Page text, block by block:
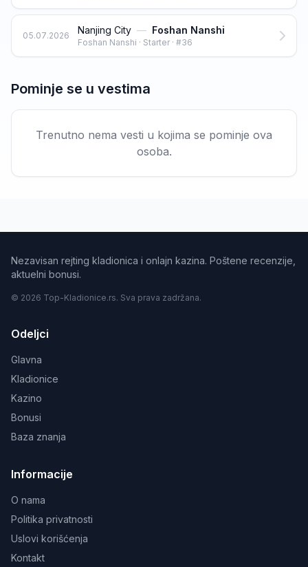
05.07.2026 Nanjing City — Foshan Nanshi
Foshan Nanshi · Starter · #36
Pominje se u vestima
Trenutno nema vesti u kojima se pominje ova
osoba.
Nezavisan rejting kladionica i onlajn kazina. Poštene recenzije,
aktuelni bonusi.
© 2026 Top-Kladionice.rs. Sva prava zadržana.
Odeljci
Glavna
Kladionice
Kazino
Bonusi
Baza znanja
Informacije
O nama
Politika privatnosti
Uslovi korišćenja
Kontakt